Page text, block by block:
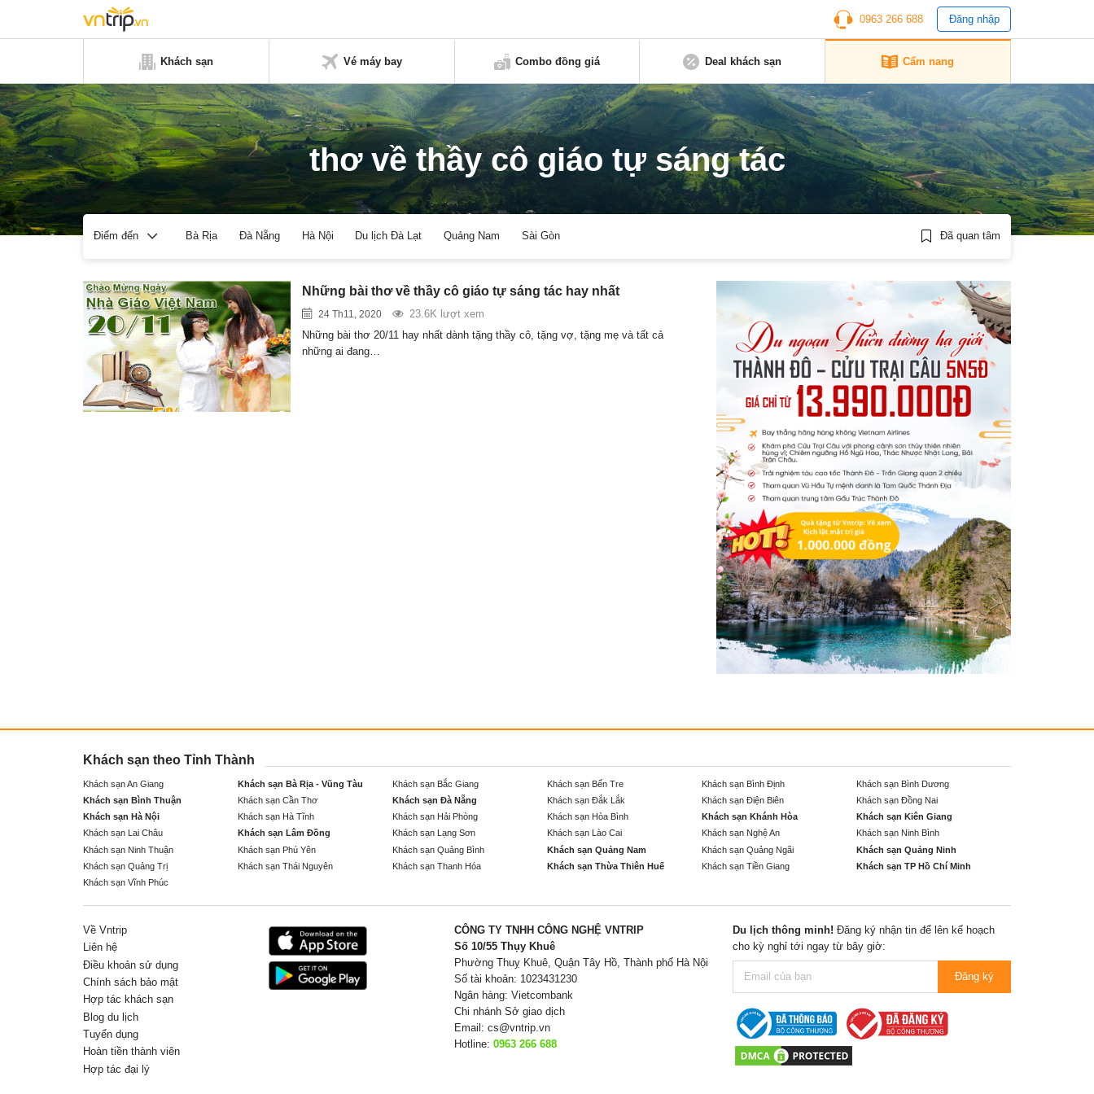
0963 266 688 Đăng nhập
Khách sạn Vé máy bay Combo đồng giá Deal khách sạn Cẩm nang
thơ về thầy cô giáo tự sáng tác
Điểm đến Bà Rịa Đà Nẵng Hà Nội Du lịch Đà Lạt Quảng Nam Sài Gòn Đã quan tâm
Những bài thơ về thầy cô giáo tự sáng tác hay nhất
24 Th11, 2020
23.6K lượt xem
Những bài thơ 20/11 hay nhất dành tặng thầy cô, tặng vợ, tặng mẹ và tất cả
những ai đang…
Khách sạn theo Tỉnh Thành
Khách sạn An Giang Khách sạn Bà Rịa - Vũng Tàu Khách sạn Bắc Giang Khách sạn Bến Tre Khách sạn Bình Định
Khách sạn Bình Dương
Khách sạn Bình Thuận
Khách sạn Cần Thơ Khách sạn Đà Nẵng Khách sạn Đắk Lắk Khách sạn Điện Biên
Khách sạn Đồng Nai
Khách sạn Hà Nội
Khách sạn Hà Tĩnh Khách sạn Hải Phòng Khách sạn Hòa Bình Khách sạn Khánh Hòa
Khách sạn Kiên Giang
Khách sạn Lai Châu
Khách sạn Lâm Đồng Khách sạn Lạng Sơn Khách sạn Lào Cai Khách sạn Nghệ An
Khách sạn Ninh Bình
Khách sạn Ninh Thuận
Khách sạn Phú Yên Khách sạn Quảng Bình Khách sạn Quảng Nam Khách sạn Quảng Ngãi
Khách sạn Quảng Ninh
Khách sạn Quảng Trị
Khách sạn Thái Nguyên Khách sạn Thanh Hóa Khách sạn Thừa Thiên Huế Khách sạn Tiền Giang
Khách sạn TP Hồ Chí Minh
Khách sạn Vĩnh Phúc
Về Vntrip
Liên hệ
Điều khoản sử dụng
Chính sách bảo mật
Hợp tác khách sạn
Blog du lịch
Tuyển dụng
Hoàn tiền thành viên
Hợp tác đại lý
CÔNG TY TNHH CÔNG NGHỆ VNTRIP
Số 10/55 Thụy Khuê
Phường Thuỵ Khuê, Quận Tây Hồ, Thành phố Hà Nội
Số tài khoản: 1023431230
Ngân hàng: Vietcombank
Chi nhánh Sở giao dịch
Email: cs@vntrip.vn
Hotline: 0963 266 688
Du lịch thông minh! Đăng ký nhận tin để lên kế hoạch
cho kỳ nghỉ tới ngay từ bây giờ:
Đăng ký